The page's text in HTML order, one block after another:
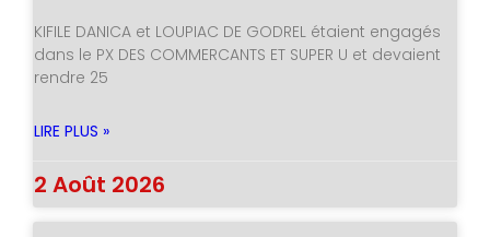
KIFILE DANICA et LOUPIAC DE GODREL étaient engagés
dans le PX DES COMMERCANTS ET SUPER U et devaient
rendre 25
LIRE PLUS »
2 Août 2026